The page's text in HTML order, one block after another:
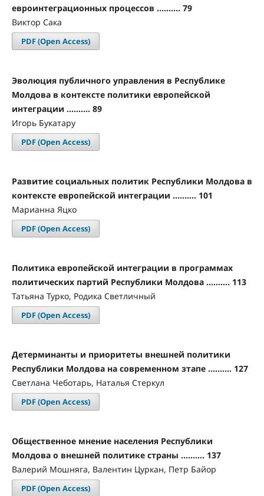
евроинтеграционных процессов .......... 79
Виктор Сака
PDF (Open Access)
Эволюция публичного управления в Республике
Молдова в контексте политики европейской
интеграции .......... 89
Игорь Букатару
PDF (Open Access)
Развитие социальных политик Республики Молдова в
контексте европейской интеграции .......... 101
Марианна Яцко
PDF (Open Access)
Политика европейской интеграции в программах
политических партий Республики Молдова .......... 113
Татьяна Турко, Родика Светличный
PDF (Open Access)
Детерминанты и приоритеты внешней политики
Республики Молдова на современном зтапе .......... 127
Светлана Чеботарь, Наталья Стеркул
PDF (Open Access)
Общественное мнение населения Республики
Молдова о внешней политике страны .......... 137
Валерий Мошняга, Валентин Цуркан, Петр Байор
PDF (Open Access)